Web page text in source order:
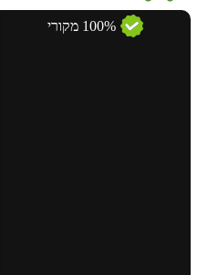
100% מקורי